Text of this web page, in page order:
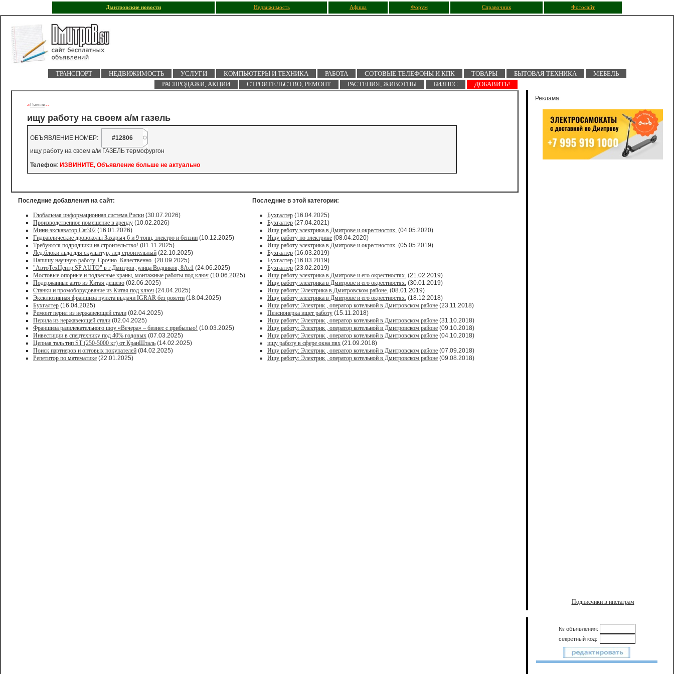
Дмитровские новости Недвижимость Афиша Форум Справочник Фотосайт
ТРАНСПОРТ НЕДВИЖИМОСТЬ УСЛУГИ КОМПЬЮТЕРЫ И ТЕХНИКА РАБОТА СОТОВЫЕ ТЕЛЕФОНЫ И КПК ТОВАРЫ БЫТОВАЯ ТЕХНИКА
МЕБЕЛЬ
РАСПРОДАЖИ, АКЦИИ
СТРОИТЕЛЬСТВО, РЕМОНТ РАСТЕНИЯ, ЖИВОТНЫ БИЗНЕС ДОБАВИТЬ!
->Главная - -
ищу работу на своем а/м газель
ОБЪЯВЛЕНИЕ НОМЕР:
#12806
ищу работу на своем а/м ГАЗЕЛЬ термофургон
Телефон: ИЗВИНИТЕ, Объявление больше не актуально
Последние добавления на сайт:
Глобальная информационная система Риски (30.07.2026)
Производственное помещение в аренду (10.02.2026)
Мини-экскаватор Cat302 (16.01.2026)
Гидравлические дровоколы Захарыч 6 и 9 тонн, электро и бензин (10.12.2025)
Требуются подрядчики на строительство! (01.11.2025)
Лед,блоки льда для скульптур, лед строительный (22.10.2025)
Напишу научную работу. Срочно. Качественно. (28.09.2025)
"АвтоТехЦентр SP AUTO" в г.Дмитров, улица Водников, 8Ас1 (24.06.2025)
Мостовые опорные и подвесные краны, монтажные работы под ключ (10.06.2025)
Подержанные авто из Китая дешево (02.06.2025)
Станки и промоборудование из Китая под ключ (24.04.2025)
Эксклюзивная франшиза пункта выдачи IGRAR без роялти (18.04.2025)
Бухгалтер (16.04.2025)
Ремонт перил из нержавеющей стали (02.04.2025)
Перила из нержавеющей стали (02.04.2025)
Франшиза развлекательного шоу «Вечера» – бизнес с прибылью! (10.03.2025)
Инвестиции в спецтехнику под 40% годовых (07.03.2025)
Цепная таль тип ST (250-5000 кг) от КранШталь (14.02.2025)
Поиск партнеров и оптовых покупателей (04.02.2025)
Репетитор по математике (22.01.2025)
Последние в этой категории:
Бухгалтер (16.04.2025)
Бухгалтер (27.04.2021)
Ищу работу электрика в Дмитрове и окрестностях. (04.05.2020)
Ищу работу по электрике (08.04.2020)
Ищу работу электрика в Дмитрове и окрестностях. (05.05.2019)
Бухгалтер (16.03.2019)
Бухгалтер (16.03.2019)
Бухгалтер (23.02.2019)
Ищу работу электрика в Дмитрове и его окрестностях. (21.02.2019)
Ищу работу электрика в Дмитрове и его окрестностях. (30.01.2019)
Ищу работу: Электрика в Дмитровском районе. (08.01.2019)
Ищу работу электрика в Дмитрове и его окрестностях. (18.12.2018)
Ищу работу: Электрик , оператор котельной в Дмитровском районе (23.11.2018)
Пенсионерка ищет работу (15.11.2018)
Ищу работу: Электрик , оператор котельной в Дмитровском районе (31.10.2018)
Ищу работу: Электрик , оператор котельной в Дмитровском районе (09.10.2018)
Ищу работу: Электрик , оператор котельной в Дмитровском районе (04.10.2018)
ищу работу в сфере окна пвх (21.09.2018)
Ищу работу: Электрик , оператор котельной в Дмитровском районе (07.09.2018)
Ищу работу: Электрик , оператор котельной в Дмитровском районе (09.08.2018)
Реклама:
Подписчики в инстаграм
№ объявления:
секретный код: